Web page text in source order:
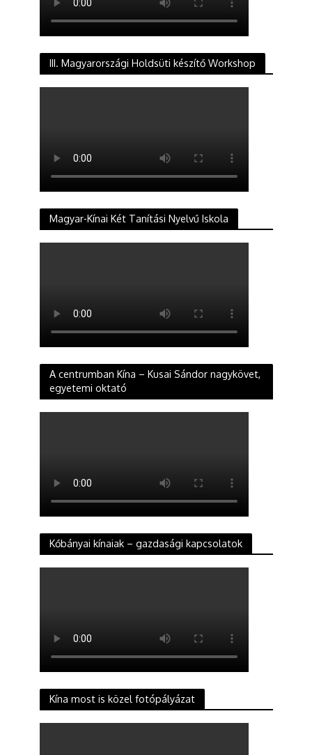
III. Magyarországi Holdsüti készítő Workshop
Magyar-Kínai Két Tanítási Nyelvű Iskola
A centrumban Kína – Kusai Sándor nagykövet,
egyetemi oktató
Kőbányai kínaiak – gazdasági kapcsolatok
Kína most is közel fotópályázat